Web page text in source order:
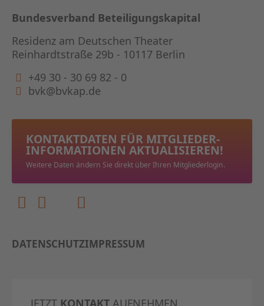
Bundesverband Beteiligungskapital
Residenz am Deutschen Theater
Reinhardtstraße 29b - 10117 Berlin
+49 30 - 30 69 82 - 0
bvk@bvkap.de
KONTAKTDATEN FÜR MITGLIEDER­
INFORMATIONEN AKTUALISIEREN!
Weitere Daten ändern Sie direkt über Ihren Mitgliederlogin.
DATENSCHUTZIMPRESSUM
JETZT KONTAKT AUFNEHMEN